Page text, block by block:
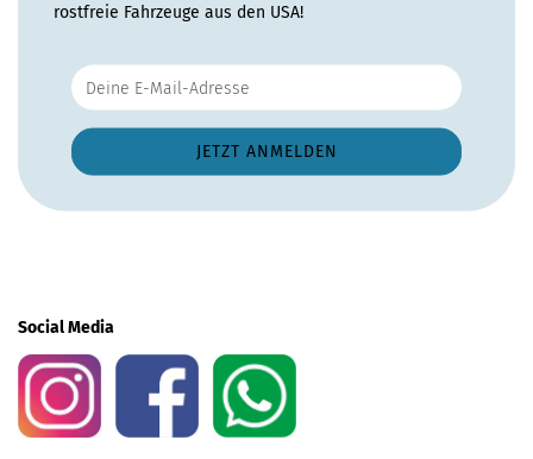
rostfreie Fahrzeuge aus den USA!
Social Media